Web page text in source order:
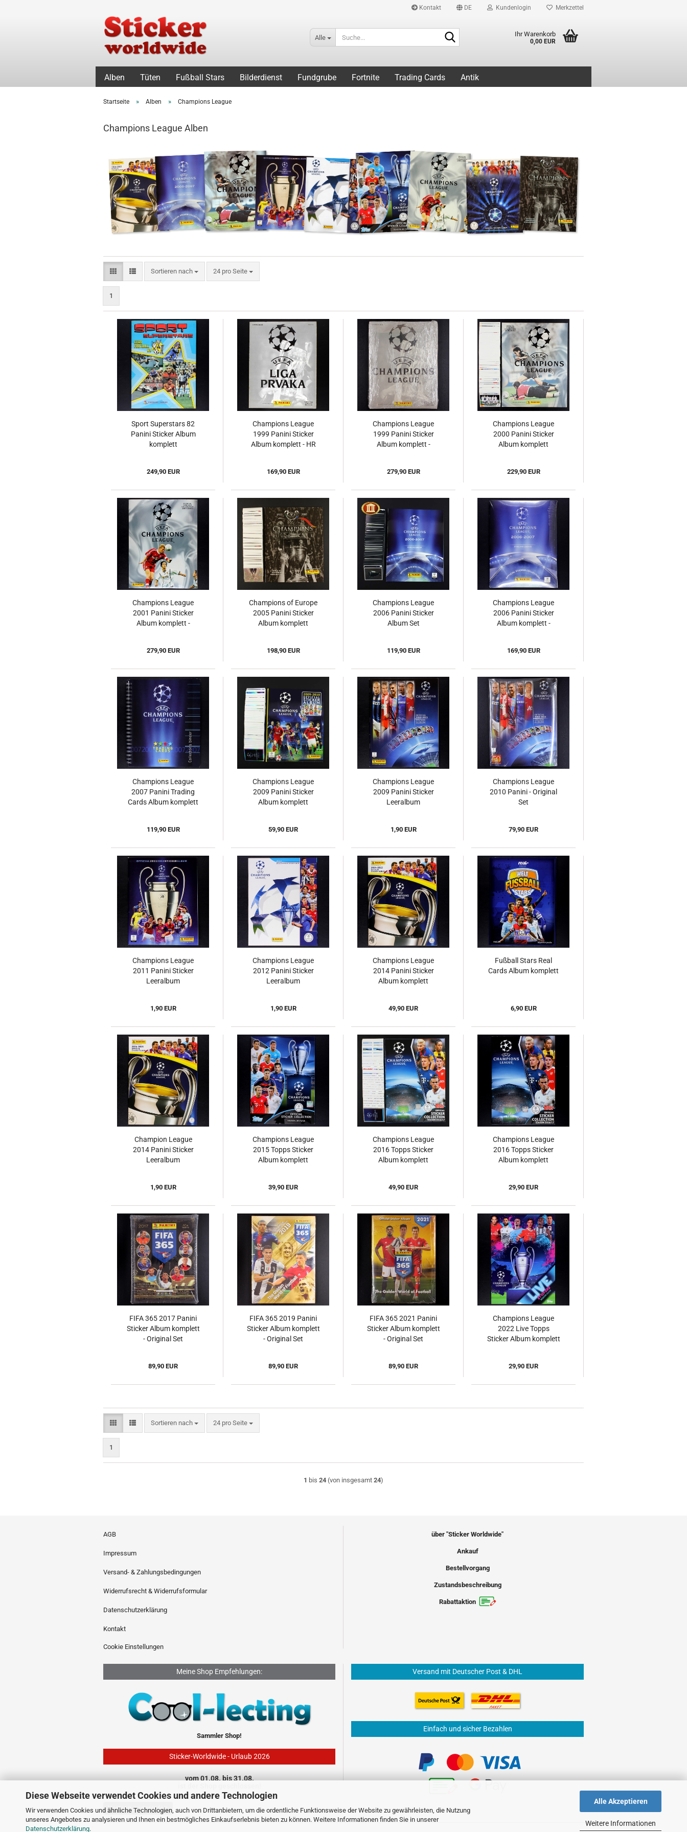
Diese Webseite verwendet Cookies und andere Technologien
Wir verwenden Cookies und ähnliche Technologien, auch von Drittanbietern, um die ordentliche Funktionsweise der Website zu gewährleisten, die Nutzung
unseres Angebotes zu analysieren und Ihnen ein bestmögliches Einkaufserlebnis bieten zu können. Weitere Informationen finden Sie in unserer
Datenschutzerklärung.
Alle Akzeptieren
Weitere Informationen
Kontakt DE Kundenlogin Merkzettel
Alle Ihr Warenkorb
0,00 EUR
Alben Tüten Fußball Stars Bilderdienst Fundgrube Fortnite Trading Cards Antik
Startseite » Alben » Champions League
Champions League Alben
Sortieren nach
Sortieren nach 24 pro Seite
pro Seite
1
Sport Superstars 82
Panini Sticker Album
komplett
249,90 EUR
Champions League
1999 Panini Sticker
Album komplett - HR
169,90 EUR
Champions League
1999 Panini Sticker
Album komplett -
279,90 EUR
Champions League
2000 Panini Sticker
Album komplett
229,90 EUR
Champions League
2001 Panini Sticker
Album komplett -
279,90 EUR
Champions of Europe
2005 Panini Sticker
Album komplett
198,90 EUR
Champions League
2006 Panini Sticker
Album Set
119,90 EUR
Champions League
2006 Panini Sticker
Album komplett -
169,90 EUR
Champions League
2007 Panini Trading
Cards Album komplett
119,90 EUR
Champions League
2009 Panini Sticker
Album komplett
59,90 EUR
Champions League
2009 Panini Sticker
Leeralbum
1,90 EUR
Champions League
2010 Panini - Original
Set
79,90 EUR
Champions League
2011 Panini Sticker
Leeralbum
1,90 EUR
Champions League
2012 Panini Sticker
Leeralbum
1,90 EUR
Champions League
2014 Panini Sticker
Album komplett
49,90 EUR
Fußball Stars Real
Cards Album komplett
6,90 EUR
Champion League
2014 Panini Sticker
Leeralbum
1,90 EUR
Champions League
2015 Topps Sticker
Album komplett
39,90 EUR
Champions League
2016 Topps Sticker
Album komplett
49,90 EUR
Champions League
2016 Topps Sticker
Album komplett
29,90 EUR
FIFA 365 2017 Panini
Sticker Album komplett
- Original Set
89,90 EUR
FIFA 365 2019 Panini
Sticker Album komplett
- Original Set
89,90 EUR
FIFA 365 2021 Panini
Sticker Album komplett
- Original Set
89,90 EUR
Champions League
2022 Live Topps
Sticker Album komplett
29,90 EUR
Sortieren nach
Sortieren nach 24 pro Seite
pro Seite
1
1 bis 24 (von insgesamt 24)
AGB
Impressum
Versand- & Zahlungsbedingungen
Widerrufsrecht & Widerrufsformular
Datenschutzerklärung
Kontakt
Cookie Einstellungen
über "Sticker Worldwide"
Ankauf
Bestellvorgang
Zustandsbeschreibung
Rabattaktion
Meine Shop Empfehlungen:
Sammler Shop!
Sticker-Worldwide - Urlaub 2026
vom 01.08. bis 31.08.
Versand mit Deutscher Post & DHL
Einfach und sicher Bezahlen
Vertrag widerrufen